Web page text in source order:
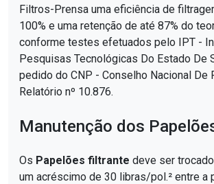
Filtros-Prensa uma eficiência de
100% e uma retenção de até 87% do
conforme testes efetuados pelo IPT -
Pesquisas Tecnológicas Do Estado De
pedido do CNP - Conselho Nacional De
Relatório nº 10.876.
Manutenção dos
Os Papelões filtrante deve ser
um acréscimo de 30 libras/pol.² entre a